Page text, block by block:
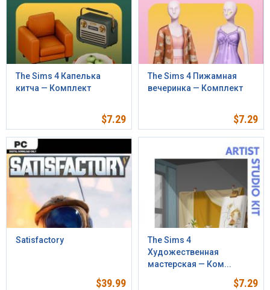
The Sims 4 Капелька
китча — Комплект
$7.29
The Sims 4 Пижамная
вечеринка — Комплект
$7.29
Satisfactory
$39.99
The Sims 4
Художественная
мастерская — Ком...
$7.29